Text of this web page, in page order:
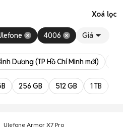
Xoá lọc
4006 Giá
Dương (TP Hồ Chí Minh mới)
256 GB 512 GB 1 TB
Ulefone Armor X7 Pro